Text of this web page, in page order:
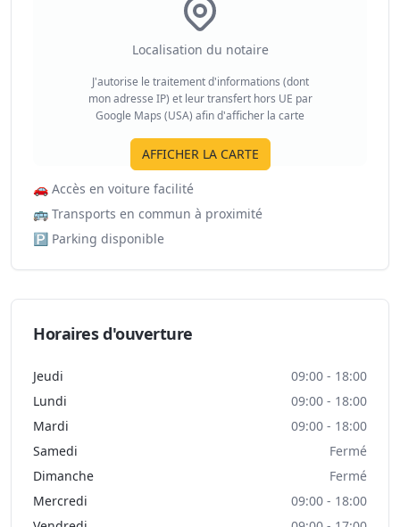
Localisation du notaire
J'autorise le traitement d'informations (dont
mon adresse IP) et leur transfert hors UE par
Google Maps (USA) afin d'afficher la carte
AFFICHER LA CARTE
🚗 Accès en voiture facilité
🚌 Transports en commun à proximité
🅿️ Parking disponible
Horaires d'ouverture
Jeudi
09:00 - 18:00
Lundi
09:00 - 18:00
Mardi
09:00 - 18:00
Samedi
Fermé
Dimanche
Fermé
Mercredi
09:00 - 18:00